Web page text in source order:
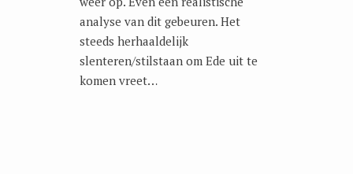
analyse van dit gebeuren. Het
steeds herhaaldelijk
slenteren/stilstaan om Ede uit te
komen vreet…